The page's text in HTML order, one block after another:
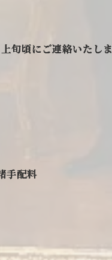
旬頃にご連絡いたしま
手配料